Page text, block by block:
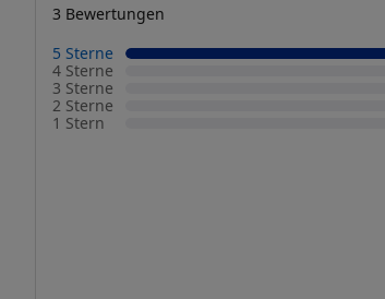
3 Bewertungen
5 Sterne
4 Sterne
3 Sterne
2 Sterne
1 Stern